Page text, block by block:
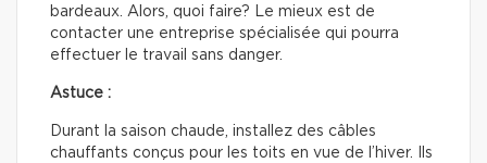
bardeaux. Alors, quoi faire? Le mieux est de
contacter une entreprise spécialisée qui pourra
effectuer le travail sans danger.
Astuce :
Durant la saison chaude, installez des câbles
chauffants conçus pour les toits en vue de l’hiver. Ils